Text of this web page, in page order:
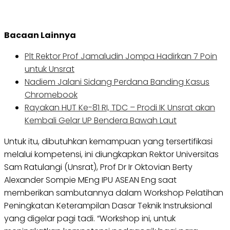
Bacaan Lainnya
Plt Rektor Prof Jamaludin Jompa Hadirkan 7 Poin
untuk Unsrat
Nadiem Jalani Sidang Perdana Banding Kasus
Chromebook
Rayakan HUT Ke-81 RI, TDC – Prodi IK Unsrat akan
Kembali Gelar UP Bendera Bawah Laut
Untuk itu, dibutuhkan kemampuan yang tersertifikasi
melalui kompetensi, ini diungkapkan Rektor Universitas
Sam Ratulangi (Unsrat), Prof Dr Ir Oktovian Berty
Alexander Sompie MEng IPU ASEAN Eng saat
memberikan sambutannya dalam Workshop Pelatihan
Peningkatan Keterampilan Dasar Teknik Instruksional
yang digelar pagi tadi. “Workshop ini, untuk